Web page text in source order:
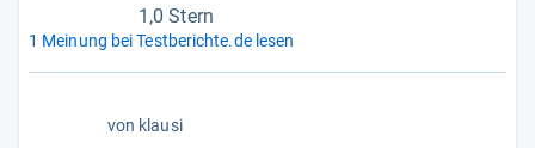
1,0 Stern
1 Meinung bei Testberichte.de lesen
von klausi